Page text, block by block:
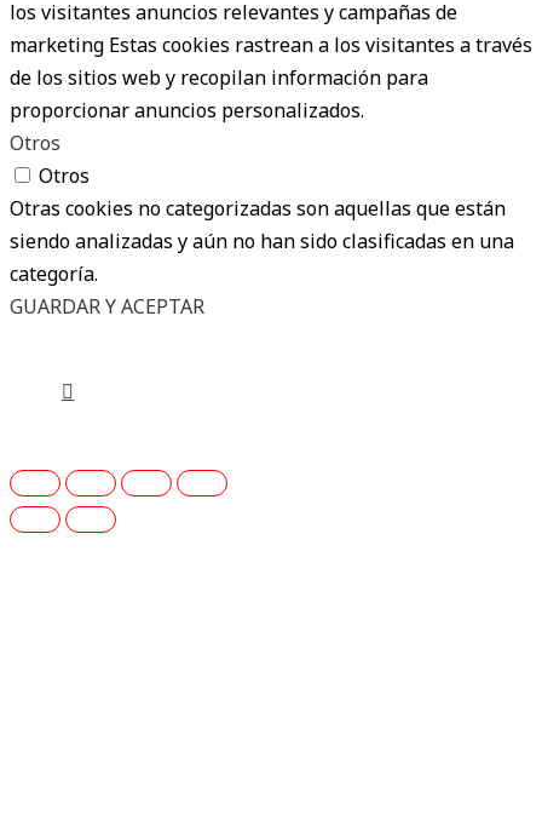
los visitantes anuncios relevantes y campañas de
marketing Estas cookies rastrean a los visitantes a través
de los sitios web y recopilan información para
proporcionar anuncios personalizados.
Otros
Otros
Otras cookies no categorizadas son aquellas que están
siendo analizadas y aún no han sido clasificadas en una
categoría.
GUARDAR Y ACEPTAR